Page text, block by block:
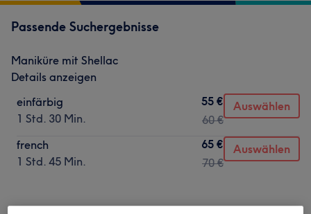
Passende Suchergebnisse
Maniküre mit Shellac
Details anzeigen
einfärbig
1 Std. 30 Min.
55 €
60 €
Auswählen
french
1 Std. 45 Min.
65 €
70 €
Auswählen